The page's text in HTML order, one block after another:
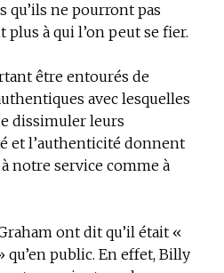
qu’ils ne pourront pas
plus à qui l’on peut se fier.
être entourés de
avec lesquelles
dissimuler leurs
et l’authenticité donnent
notre service comme à
ont dit qu’il était «
qu’en public. En effet, Billy